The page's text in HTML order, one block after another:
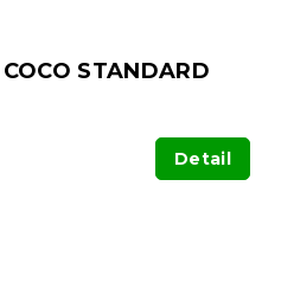
STANDARD
Detail